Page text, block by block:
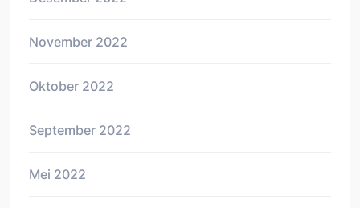
November 2022
Oktober 2022
September 2022
Mei 2022